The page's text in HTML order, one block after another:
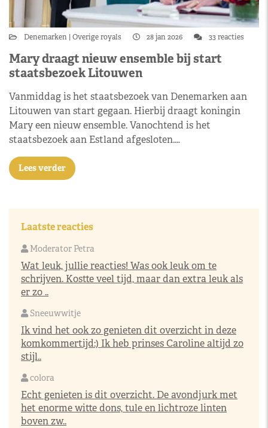
Denemarken Overige royals 28 jan 2026 33 reacties
Mary draagt nieuw ensemble bij start
staatsbezoek Litouwen
Vanmiddag is het staatsbezoek van Denemarken aan
Litouwen van start gegaan. Hierbij draagt koningin
Mary een nieuw ensemble. Vanochtend is het
staatsbezoek aan Estland afgesloten.…
Lees verder
Laatste reacties
Moderator Petra
Wat leuk, jullie reacties! Was ook leuk om te
schrijven. Kostte veel tijd, maar dan extra leuk als
er zo ..
Sneeuwwitje
Ik vind het ook zo genieten dit overzicht in deze
komkommertijd:) Ik heb prinses Caroline altijd zo
stijl..
colora
Echt genieten is dit overzicht. De avondjurk met
het enorme witte dons, tule en lichtroze linten
boven zw..